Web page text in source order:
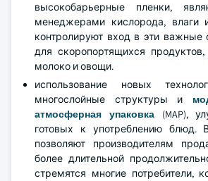
высокобарьерные пленки,
менеджерами кислорода, влаги
контролируют вход в эти важные
для скоропортящихся
молоко и овощи.
использование новых
многослойные структуры и
атмосферная упаковка(MAP),
готовых к употреблению блюд.
позволяют производителям
более длительной
стремятся многие потребители,